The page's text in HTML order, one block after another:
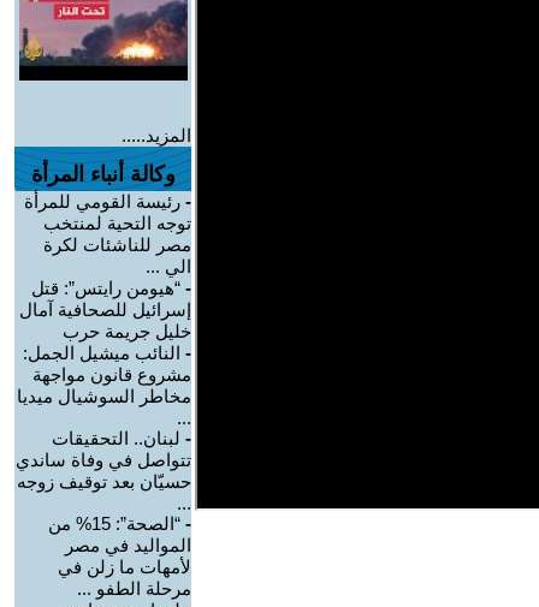
المزيد.....
وكالة أنباء المرأة
- رئيسة القومي للمرأة
توجه التحية لمنتخب
مصر للناشئات لكرة
الي ...
- “هيومن رايتس”: قتل
إسرائيل للصحافية آمال
خليل جريمة حرب
- النائب ميشيل الجمل:
مشروع قانون مواجهة
مخاطر السوشيال ميديا
...
- لبنان.. التحقيقات
تتواصل في وفاة ساندي
حسيّان بعد توقيف زوجه
...
-
“الصحة”: 15% من
المواليد في مصر
لأمهات ما زلن في
مرحلة الطفو ...